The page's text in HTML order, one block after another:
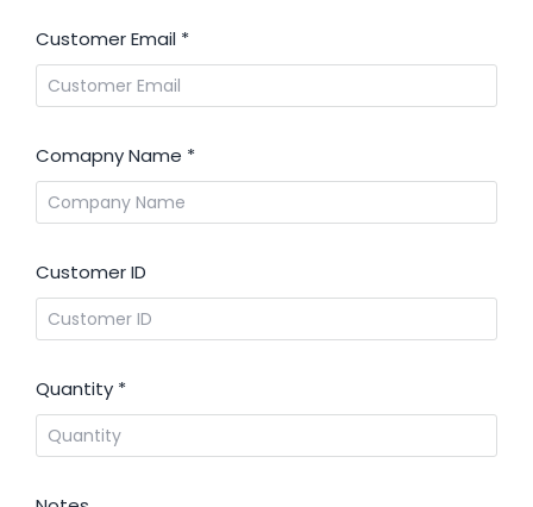
Customer Email *
Comapny Name *
Customer ID
Quantity *